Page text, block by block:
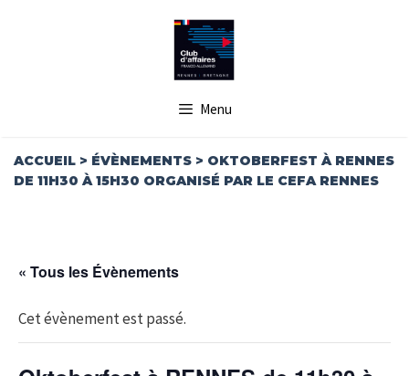
Menu
ACCUEIL > ÉVÈNEMENTS > OKTOBERFEST À RENNES
DE 11H30 À 15H30 ORGANISÉ PAR LE CEFA RENNES
« Tous les Évènements
Cet évènement est passé.